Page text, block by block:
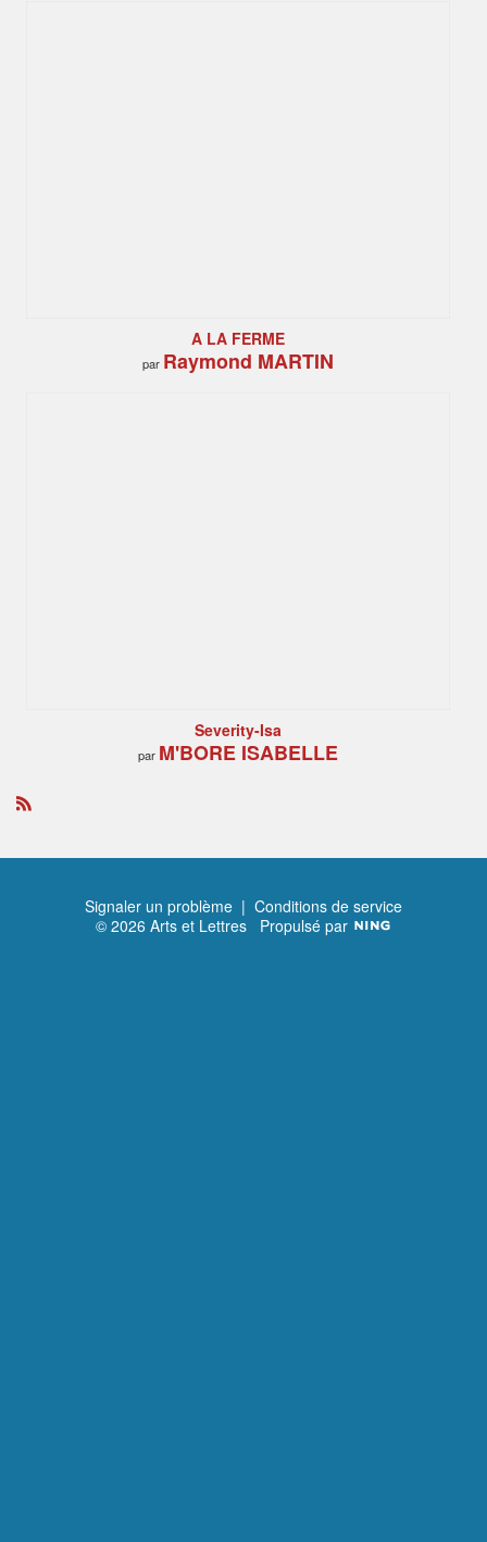
A LA FERME
par Raymond MARTIN
Severity-Isa
par M'BORE ISABELLE
Signaler un problème | Conditions de service
© 2026 Arts et Lettres Propulsé par